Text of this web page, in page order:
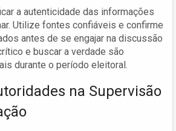
a autenticidade das informações
Utilize fontes confiáveis e confirme
antes de se engajar na discussão
e buscar a verdade são
durante o período eleitoral.
na Supervisão